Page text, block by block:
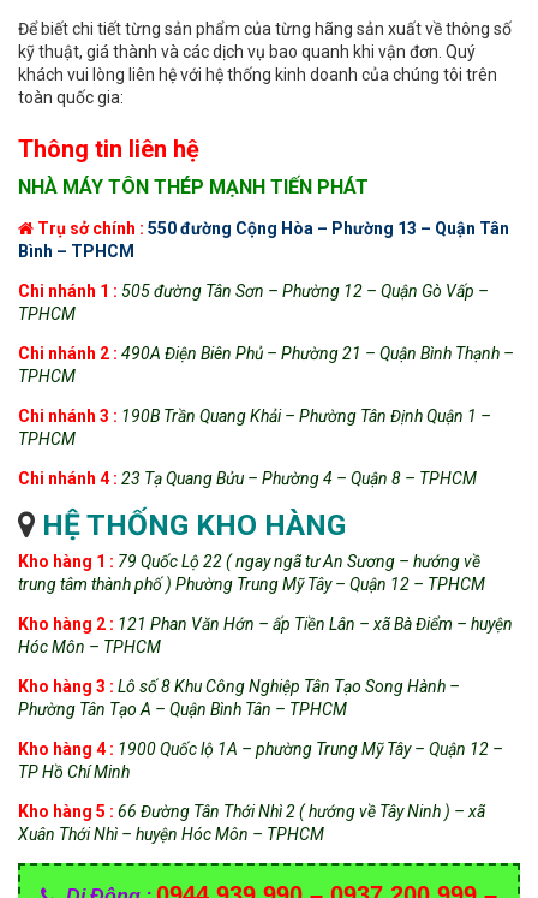
Để biết chi tiết từng sản phẩm của từng hãng sản xuất về thông số
kỹ thuật, giá thành và các dịch vụ bao quanh khi vận đơn. Quý
khách vui lòng liên hệ với hệ thống kinh doanh của chúng tôi trên
toàn quốc gia:
Thông tin liên hệ
NHÀ MÁY TÔN THÉP MẠNH TIẾN PHÁT
Trụ sở chính : 550 đường Cộng Hòa – Phường 13 – Quận Tân
Bình – TPHCM
Chi nhánh 1 : 505 đường Tân Sơn – Phường 12 – Quận Gò Vấp –
TPHCM
Chi nhánh 2 : 490A Điện Biên Phủ – Phường 21 – Quận Bình Thạnh –
TPHCM
Chi nhánh 3 : 190B Trần Quang Khải – Phường Tân Định Quận 1 –
TPHCM
Chi nhánh 4 : 23 Tạ Quang Bửu – Phường 4 – Quận 8 – TPHCM
HỆ THỐNG KHO HÀNG
Kho hàng 1 : 79 Quốc Lộ 22 ( ngay ngã tư An Sương – hướng về
trung tâm thành phố ) Phường Trung Mỹ Tây – Quận 12 – TPHCM
Kho hàng 2 : 121 Phan Văn Hớn – ấp Tiền Lân – xã Bà Điểm – huyện
Hóc Môn – TPHCM
Kho hàng 3 : Lô số 8 Khu Công Nghiệp Tân Tạo Song Hành –
Phường Tân Tạo A – Quận Bình Tân – TPHCM
Kho hàng 4 : 1900 Quốc lộ 1A – phường Trung Mỹ Tây – Quận 12 –
TP Hồ Chí Minh
Kho hàng 5 : 66 Đường Tân Thới Nhì 2 ( hướng về Tây Ninh ) – xã
Xuân Thới Nhì – huyện Hóc Môn – TPHCM